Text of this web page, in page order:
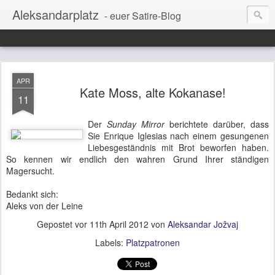
Aleksandarplatz - euer Satire-Blog
APR
11 Kate Moss, alte Kokanase!
Der Sunday Mirrorberichtete darüber, dass
Sie Enrique Iglesias nach einem gesungenen
Liebesgeständnis mit Brot beworfen haben.
So kennen wir endlich den wahren Grund Ihrer ständigen
Magersucht.
Bedankt sich:
Aleks von der Leine
Gepostet vor 11th April 2012 von Aleksandar Jožvaj
Labels: Platzpatronen